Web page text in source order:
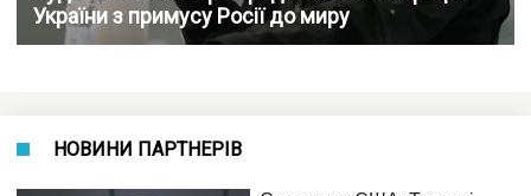
України з примусу Росії до миру
НОВИНИ ПАРТНЕРІВ